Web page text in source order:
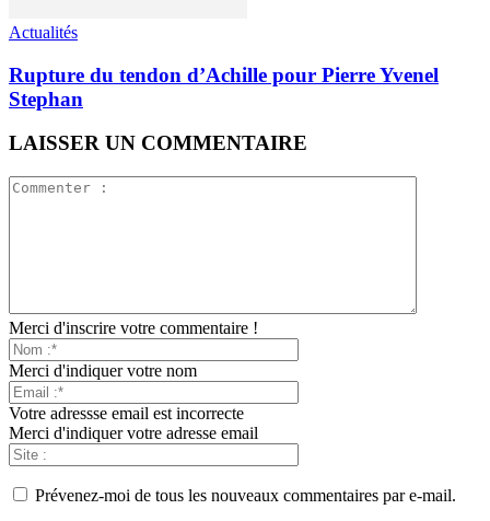
Actualités
Rupture du tendon d’Achille pour Pierre Yvenel
Stephan
LAISSER UN COMMENTAIRE
Merci d'inscrire votre commentaire !
Merci d'indiquer votre nom
Votre adressse email est incorrecte
Merci d'indiquer votre adresse email
Prévenez-moi de tous les nouveaux commentaires par e-mail.